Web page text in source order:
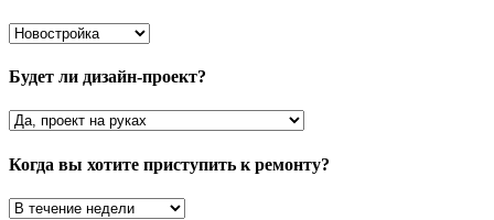
Будет ли дизайн-проект?
Когда вы хотите приступить к ремонту?